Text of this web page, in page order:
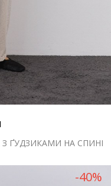
З ҐУДЗИКАМИ НА СПИНІ
-40%